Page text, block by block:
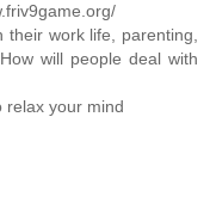
their work life, parenting,
will people deal with
relax your mind